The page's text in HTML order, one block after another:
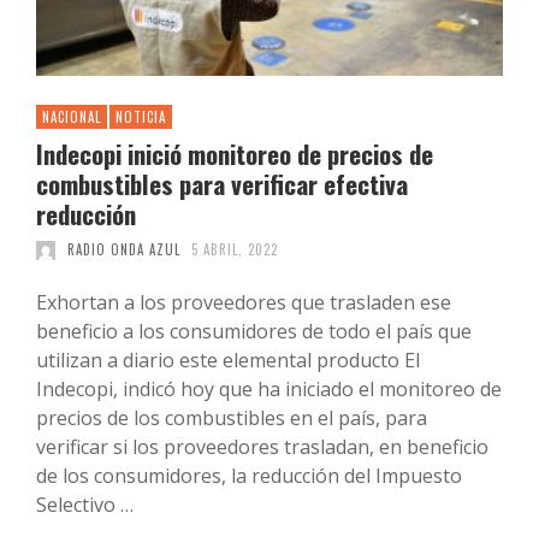
NACIONAL NOTICIA
Indecopi inició monitoreo de precios de
combustibles para verificar efectiva
reducción
RADIO ONDA AZUL 5 ABRIL, 2022
Exhortan a los proveedores que trasladen ese
beneficio a los consumidores de todo el país que
utilizan a diario este elemental producto El
Indecopi, indicó hoy que ha iniciado el monitoreo de
precios de los combustibles en el país, para
verificar si los proveedores trasladan, en beneficio
de los consumidores, la reducción del Impuesto
Selectivo …